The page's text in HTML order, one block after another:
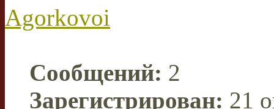
Agorkovoi
Сообщений: 2
Зарегистрирован: 21